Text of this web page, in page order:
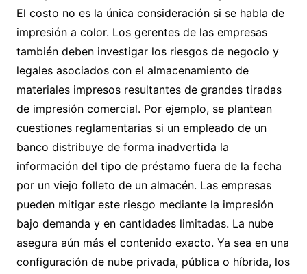
El costo no es la única consideración si se habla de
impresión a color. Los gerentes de las empresas
también deben investigar los riesgos de negocio y
legales asociados con el almacenamiento de
materiales impresos resultantes de grandes tiradas
de impresión comercial. Por ejemplo, se plantean
cuestiones reglamentarias si un empleado de un
banco distribuye de forma inadvertida la
información del tipo de préstamo fuera de la fecha
por un viejo folleto de un almacén. Las empresas
pueden mitigar este riesgo mediante la impresión
bajo demanda y en cantidades limitadas. La nube
asegura aún más el contenido exacto. Ya sea en una
configuración de nube privada, pública o híbrida, los